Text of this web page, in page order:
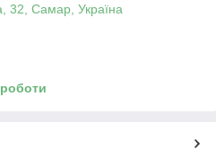
32, Самар, Україна